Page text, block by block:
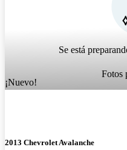
Se está
Fotos
¡Nuevo!
2013 Chevrolet Avalanche